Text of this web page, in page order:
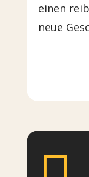
einen
neue